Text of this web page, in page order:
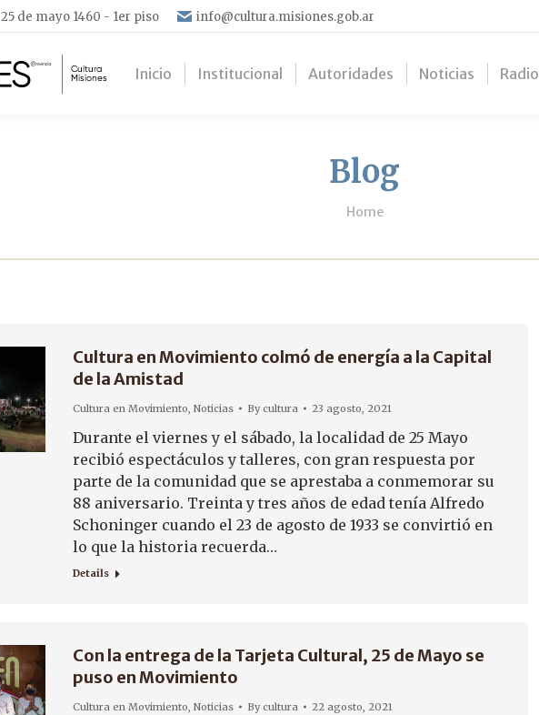
25 de mayo 1460 - 1er piso info@cultura.misiones.gob.ar
Inicio Institucional Autoridades Noticias Radio
Blog
You are here:
Home
Cultura en Movimiento colmó de energía a la Capital
de la Amistad
Cultura en Movimiento, Noticias Bycultura 23 agosto, 2021
Durante el viernes y el sábado, la localidad de 25 Mayo
recibió espectáculos y talleres, con gran respuesta por
parte de la comunidad que se aprestaba a conmemorar su
88 aniversario. Treinta y tres años de edad tenía Alfredo
Schoninger cuando el 23 de agosto de 1933 se convirtió en
lo que la historia recuerda…
Details
Con la entrega de la Tarjeta Cultural, 25 de Mayo se
puso en Movimiento
Cultura en Movimiento, Noticias Bycultura 22 agosto, 2021